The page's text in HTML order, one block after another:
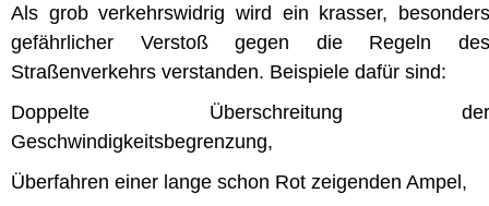
Als grob verkehrswidrig wird ein krasser, besonders
gefährlicher Verstoß gegen die Regeln des
Straßenverkehrs verstanden. Beispiele dafür sind:
Doppelte Überschreitung der
Geschwindigkeitsbegrenzung,
Überfahren einer lange schon Rot zeigenden Ampel,